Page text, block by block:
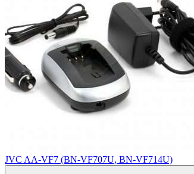
JVC AA-VF7 (BN-VF707U, BN-VF714U)